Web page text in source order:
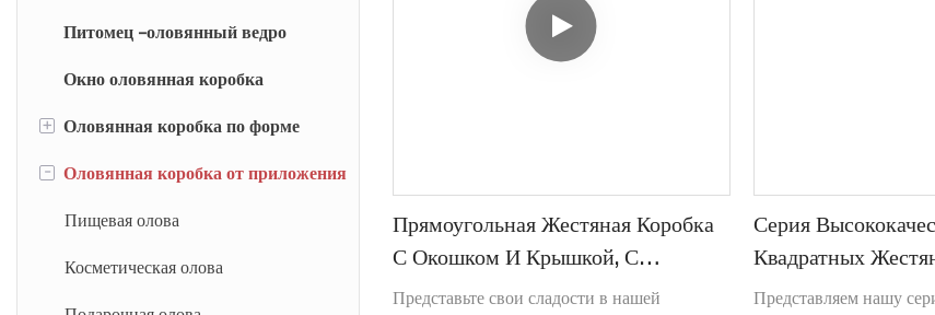
Питомец -оловянный ведро
Окно оловянная коробка
+ Оловянная коробка по форме
Круглый олово
Квадратная олова
Прямоугольная олова
- Оловянная коробка от приложения
Пищевая олова
Косметическая олова
Прямоугольная Жестяная Коробка
С Окошком И Крышкой, С
Возможностью Нанесения
Представьте свои сладости в нашей
Серия
Квадратных
Упаковки Часов –
Представляем нашу